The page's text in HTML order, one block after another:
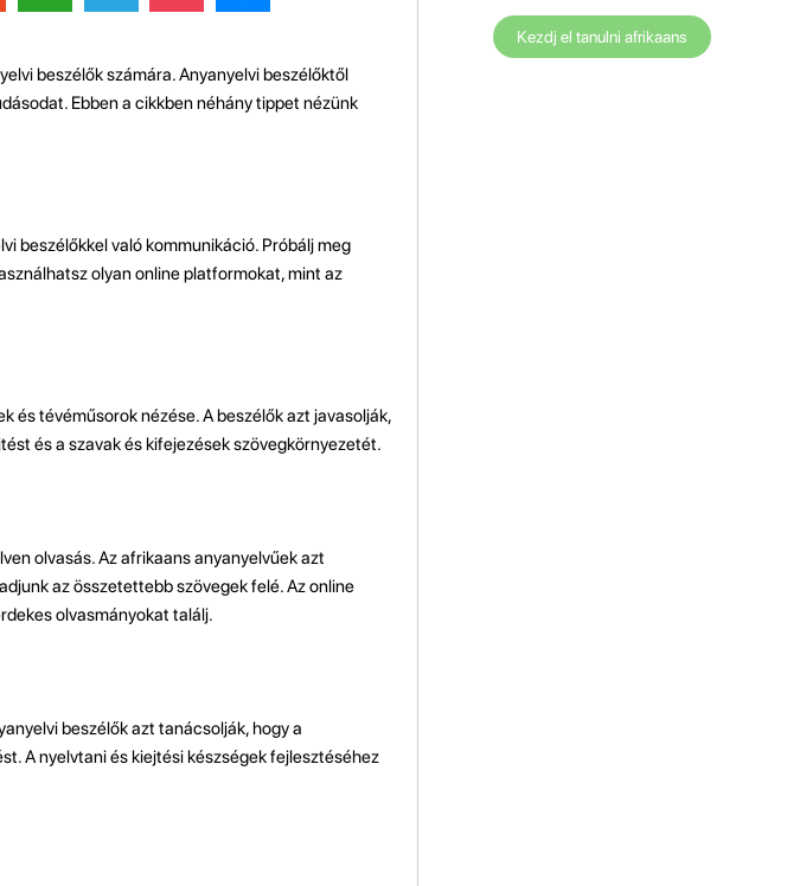
beszélők számára. Anyanyelvi beszélőktől
Ebben a cikkben néhány tippet nézünk
beszélőkkel való kommunikáció. Próbálj meg
olyan online platformokat, mint az
és tévéműsorok nézése. A beszélők azt javasolják,
és a szavak és kifejezések szövegkörnyezetét.
olvasás. Az afrikaans anyanyelvűek azt
az összetettebb szövegek felé. Az online
olvasmányokat találj.
beszélők azt tanácsolják, hogy a
A nyelvtani és kiejtési készségek fejlesztéséhez
Kezdj el tanulni afrikaans